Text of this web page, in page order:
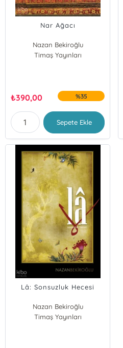
Nar Ağacı
Nazan Bekiroğlu
Timaş Yayınları
₺390,00 %35
Sepete Ekle
Lâ: Sonsuzluk Hecesi
Nazan Bekiroğlu
Timaş Yayınları